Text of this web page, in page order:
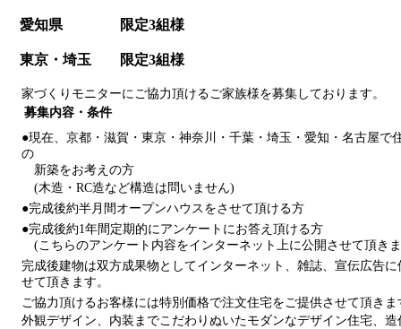
愛知県 限定3組様
東京・埼玉 限定3組様
家づくりモニターにご協力頂けるご家族様を募集しております。
募集内容・条件
●現在、京都・滋賀・東京・神奈川・千葉・埼玉・愛知・名古屋で
の
新築をお考えの方
(木造・RC造など構造は問いません)
●完成後約半月間オープンハウスをさせて頂ける方
●完成後約1年間定期的にアンケートにお答え頂ける方
(こちらのアンケート内容をインターネット上に公開させて頂き
完成後建物は双方成果物としてインターネット、雑誌、宣伝広告に
せて頂きます。
ご協力頂けるお客様には特別価格で注文住宅をご提供させて頂きま
外観デザイン、内装までこだわりぬいたモダンなデザイン住宅、造